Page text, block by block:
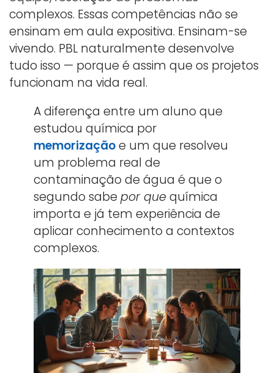
complexos. Essas competências não se
ensinam em aula expositiva. Ensinam-se
vivendo. PBL naturalmente desenvolve
tudo isso — porque é assim que os projetos
funcionam na vida real.
A diferença entre um aluno que
estudou química por
memorizaçãoe um que resolveu
um problema real de
contaminação de água é que o
segundo sabe por que química
importa e já tem experiência de
aplicar conhecimento a contextos
complexos.